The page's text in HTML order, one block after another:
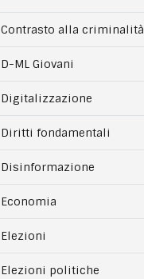
Contrasto alla criminalità
D-ML Giovani
Digitalizzazione
Diritti fondamentali
Disinformazione
Economia
Elezioni
Elezioni politiche